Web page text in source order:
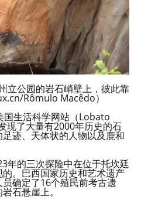
立公园的岩石峭壁上，彼此靠
Rômulo Macêdo）
国生活科学网站（Lobato
现了大量有2000年历史的石
迹、天体状的人物以及鹿和
年的三次探险中在位于托坎廷
。巴西国家历史和艺术遗产
确定了16个殖民前考古遗
石悬崖上。